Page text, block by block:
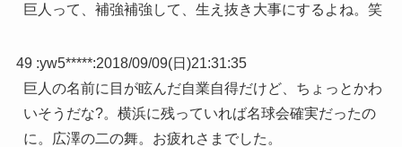
巨人って、補強補強して、生え抜き大事にするよね。笑
49 :yw5*****:2018/09/09(日)21:31:35
巨人の名前に目が眩んだ自業自得だけど、ちょっとかわ
いそうだな?。横浜に残っていれば名球会確実だったの
に。広澤の二の舞。お疲れさまでした。